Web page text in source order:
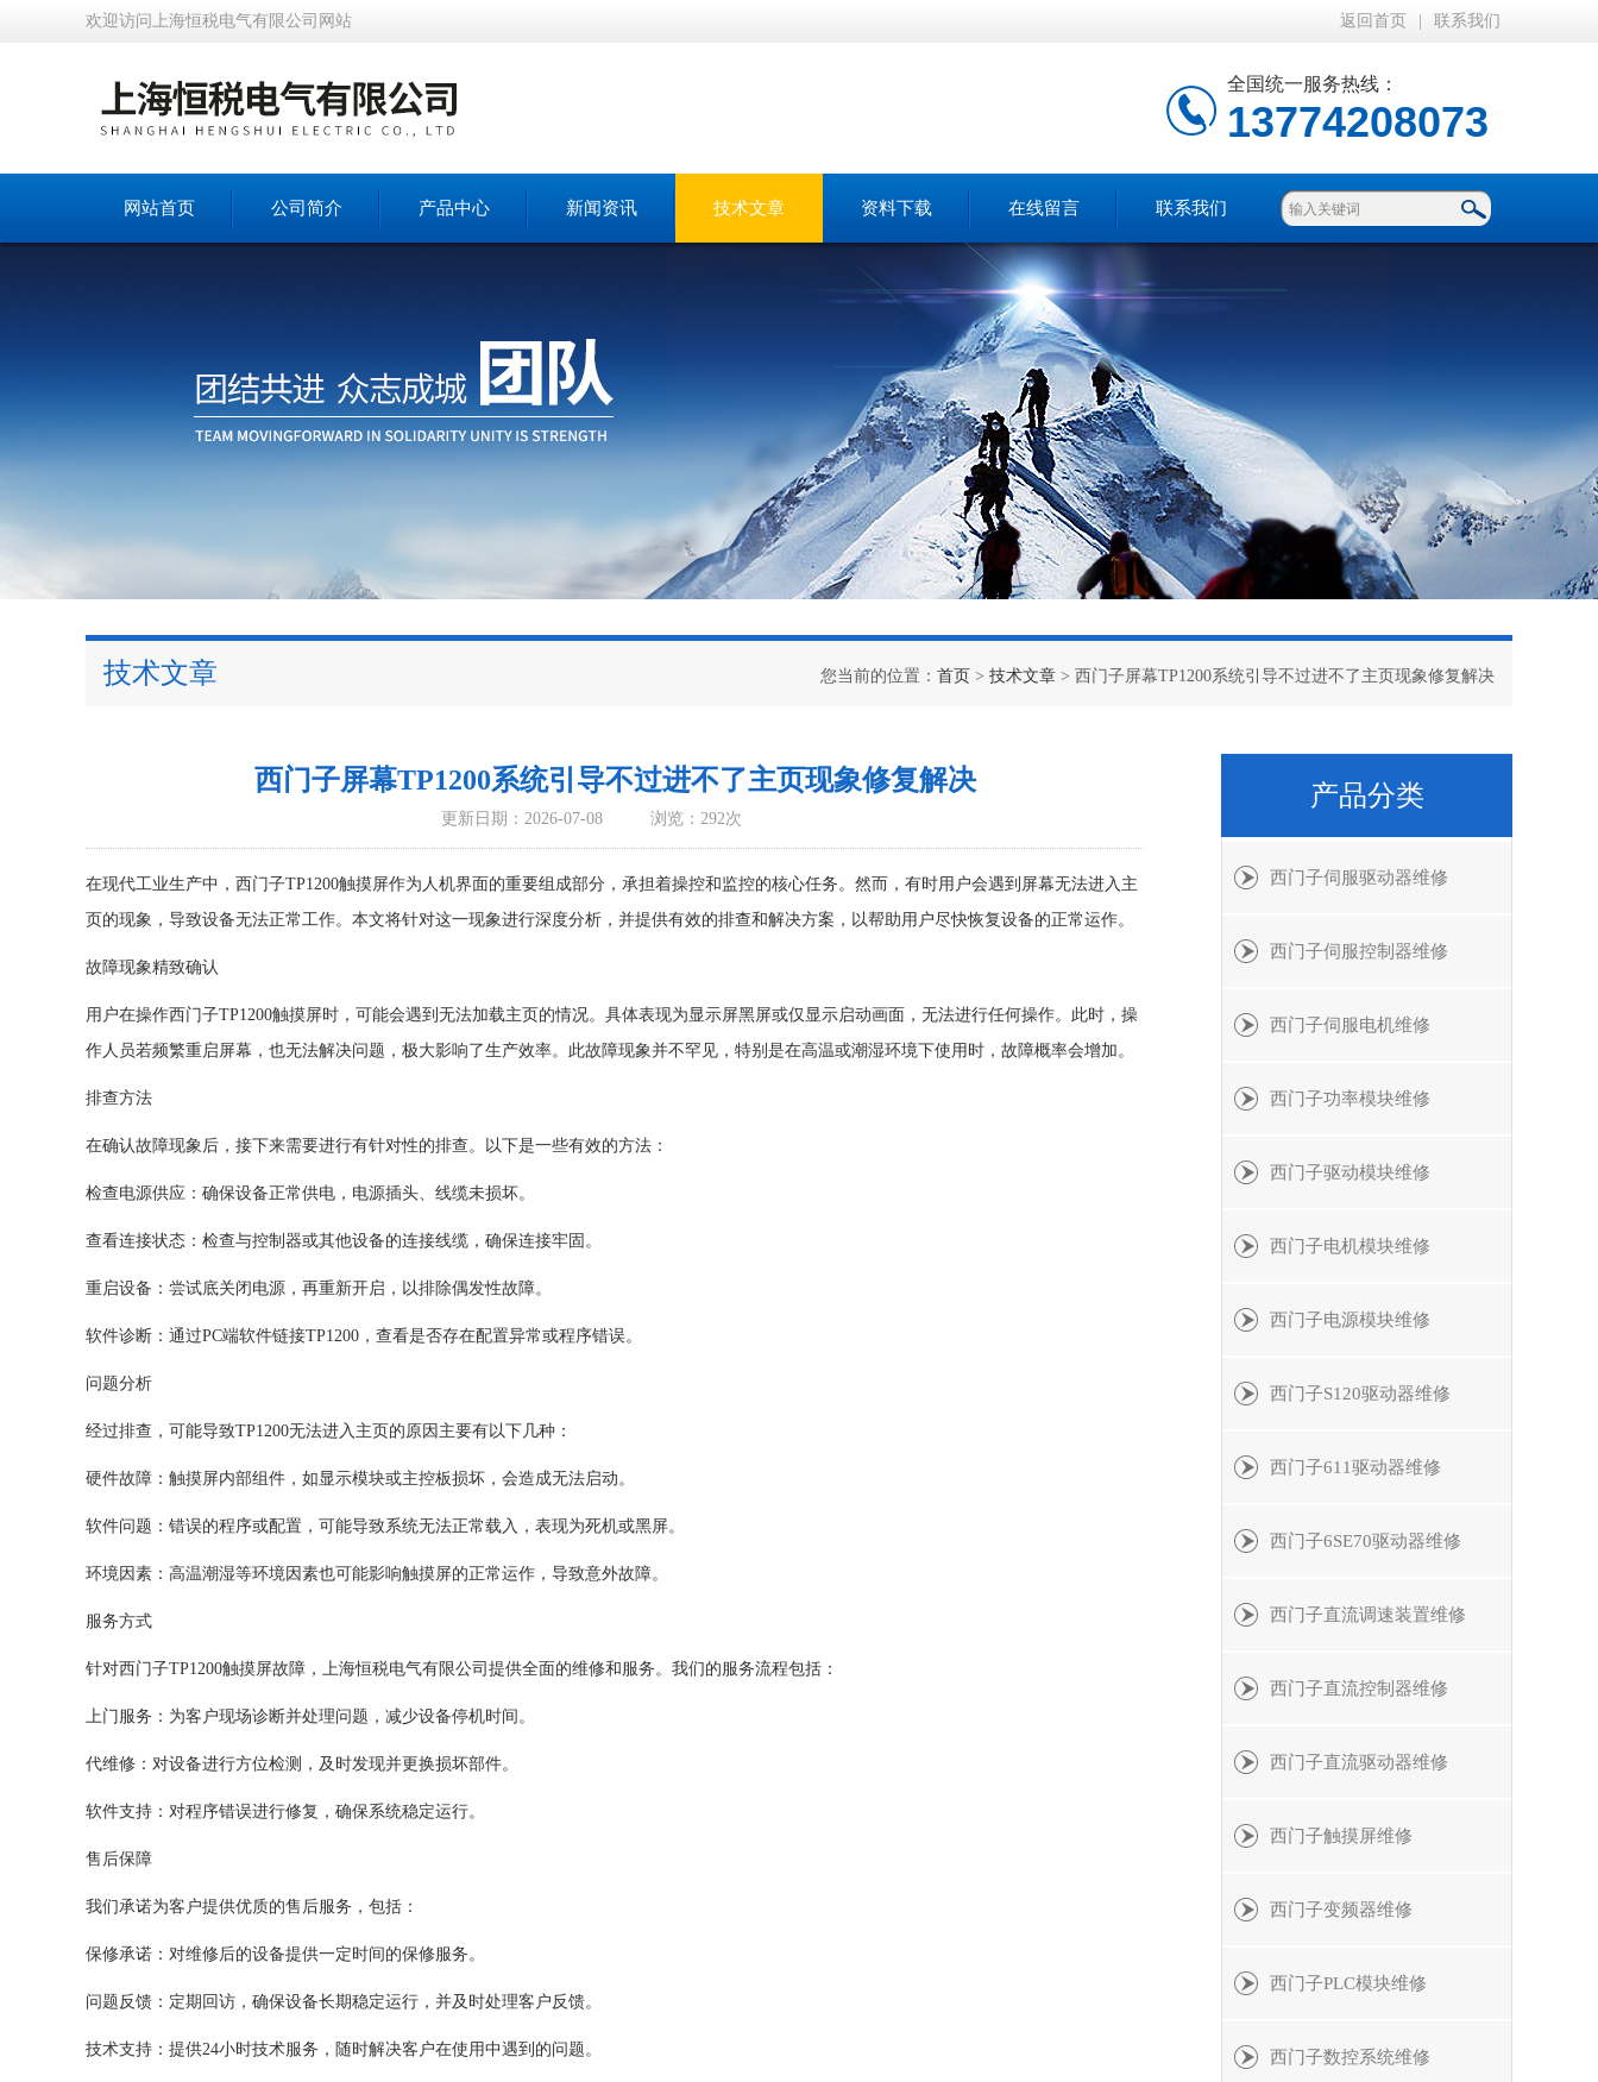
欢迎访问上海恒税电气有限公司网站 返回首页 联系我们
全国统一服务热线：
13774208073
网站首页 公司简介 产品中心 新闻资讯 技术文章 资料下载 在线留言 联系我们
技术文章 您当前的位置： 首页 > 技术文章 > 西门子屏幕TP1200系统引导不过进不了主页现象修复解决
西门子屏幕TP1200系统引导不过进不了主页现象修复解决
更新日期：2026-07-08 浏览：292次
在现代工业生产中，西门子TP1200触摸屏作为人机界面的重要组成部分，承担着操控和监控的核心任务。然而，有时用户会遇到屏幕无法进入主
页的现象，导致设备无法正常工作。本文将针对这一现象进行深度分析，并提供有效的排查和解决方案，以帮助用户尽快恢复设备的正常运作。
故障现象精致确认
用户在操作西门子TP1200触摸屏时，可能会遇到无法加载主页的情况。具体表现为显示屏黑屏或仅显示启动画面，无法进行任何操作。此时，操
作人员若频繁重启屏幕，也无法解决问题，极大影响了生产效率。此故障现象并不罕见，特别是在高温或潮湿环境下使用时，故障概率会增加。
排查方法
在确认故障现象后，接下来需要进行有针对性的排查。以下是一些有效的方法：
检查电源供应：确保设备正常供电，电源插头、线缆未损坏。
查看连接状态：检查与控制器或其他设备的连接线缆，确保连接牢固。
重启设备：尝试底关闭电源，再重新开启，以排除偶发性故障。
软件诊断：通过PC端软件链接TP1200，查看是否存在配置异常或程序错误。
问题分析
经过排查，可能导致TP1200无法进入主页的原因主要有以下几种：
硬件故障：触摸屏内部组件，如显示模块或主控板损坏，会造成无法启动。
软件问题：错误的程序或配置，可能导致系统无法正常载入，表现为死机或黑屏。
环境因素：高温潮湿等环境因素也可能影响触摸屏的正常运作，导致意外故障。
服务方式
针对西门子TP1200触摸屏故障，上海恒税电气有限公司提供全面的维修和服务。我们的服务流程包括：
上门服务：为客户现场诊断并处理问题，减少设备停机时间。
代维修：对设备进行方位检测，及时发现并更换损坏部件。
软件支持：对程序错误进行修复，确保系统稳定运行。
售后保障
我们承诺为客户提供优质的售后服务，包括：
保修承诺：对维修后的设备提供一定时间的保修服务。
问题反馈：定期回访，确保设备长期稳定运行，并及时处理客户反馈。
技术支持：提供24小时技术服务，随时解决客户在使用中遇到的问题。
产品分类
西门子伺服驱动器维修
西门子伺服控制器维修
西门子伺服电机维修
西门子功率模块维修
西门子驱动模块维修
西门子电机模块维修
西门子电源模块维修
西门子S120驱动器维修
西门子611驱动器维修
西门子6SE70驱动器维修
西门子直流调速装置维修
西门子直流控制器维修
西门子直流驱动器维修
西门子触摸屏维修
西门子变频器维修
西门子PLC模块维修
西门子数控系统维修